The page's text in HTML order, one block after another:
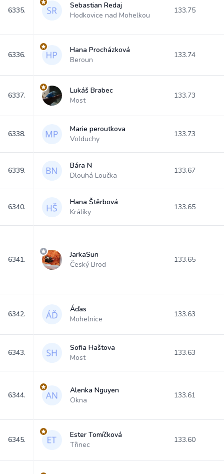
6335.
Sebastian Redaj
Hodkovice nad Mohelkou
133.75
6336.
Hana Procházková
Beroun
133.74
6337.
Lukáš Brabec
Most
133.73
6338.
Marie peroutkova
Volduchy
133.73
6339.
Bára N
Dlouhá Loučka
133.67
6340.
Hana Štěrbová
Králíky
133.65
6341.
JarkaSun
Český Brod
133.65
6342.
Áďas
Mohelnice
133.63
6343.
Sofia Haštova
Most
133.63
6344.
Alenka Nguyen
Okna
133.61
6345.
Ester Tomíčková
Třinec
133.60